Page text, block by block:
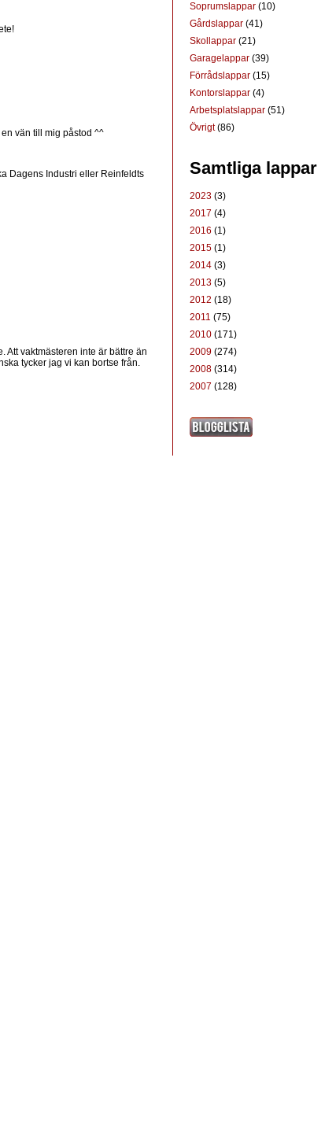
vän till mig påstod ^^
Dagens Industri eller Reinfeldts
Att vaktmästeren inte är bättre än
tycker jag vi kan bortse från.
Soprumslappar (10)
Gårdslappar (41)
Skollappar (21)
Garagelappar (39)
Förrådslappar (15)
Kontorslappar (4)
Arbetsplatslappar (51)
Övrigt(86)
Samtliga lappar
2023 (3)
2017 (4)
2016 (1)
2015 (1)
2014 (3)
2013 (5)
2012 (18)
2011 (75)
2010 (171)
2009 (274)
2008 (314)
2007 (128)